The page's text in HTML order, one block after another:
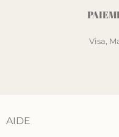
Visa,
AIDE